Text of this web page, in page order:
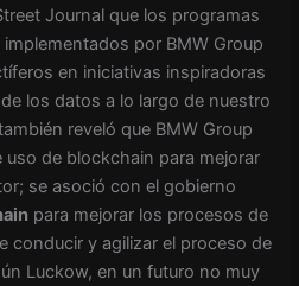
Journal que los programas
implementados por BMW Group
en iniciativas inspiradoras
los datos a lo largo de nuestro
reveló que BMW Group
de blockchain para mejorar
se asoció con el gobierno
para mejorar los procesos de
conducir y agilizar el proceso de
Luckow, en un futuro no muy